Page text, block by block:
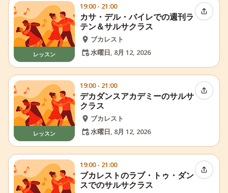
レッスン
19:00 - 21:00
カサ・デル・バイレでの週刊ラ
テン＆サルサクラス
ブカレスト
水曜日, 8月 12, 2026
イベン
レッスン
19:00 - 21:00
デカダンスアカデミーのサルサ
クラス
ブカレスト
水曜日, 8月 12, 2026
イベン
19:00 - 21:00
ブカレストのラブ・トゥ・ダン
スでのサルサクラス
イベン